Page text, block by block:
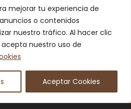
mejorar tu experiencia de
o contenidos
nuestro tráfico. Al hacer clic
nuestro uso de
Aceptar Cookies